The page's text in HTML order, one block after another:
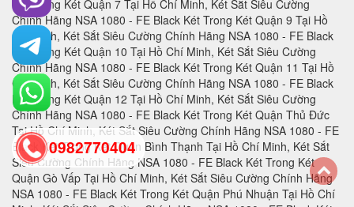
0982770404
back